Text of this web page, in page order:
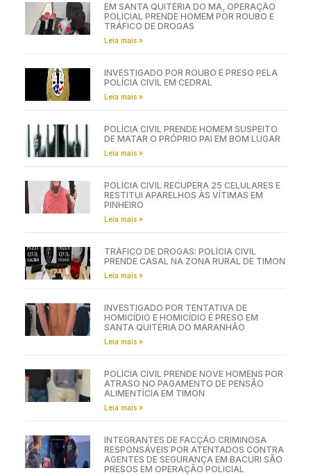
EM SANTA QUITÉRIA DO MA, OPERAÇÃO
POLICIAL PRENDE HOMEM POR ROUBO E
TRÁFICO DE DROGAS
Leia mais »
INVESTIGADO POR ROUBO É PRESO PELA
POLÍCIA CIVIL EM CEDRAL
Leia mais »
POLÍCIA CIVIL PRENDE HOMEM SUSPEITO
DE MATAR O PRÓPRIO PAI EM BOM LUGAR
Leia mais »
POLÍCIA CIVIL RECUPERA 25 CELULARES E
RESTITUI APARELHOS ÀS VÍTIMAS EM
PINHEIRO
Leia mais »
TRÁFICO DE DROGAS: POLÍCIA CIVIL
PRENDE CASAL NA ZONA RURAL DE TIMON
Leia mais »
INVESTIGADO POR TENTATIVA DE
HOMICÍDIO E HOMICÍDIO É PRESO EM
SANTA QUITÉRIA DO MARANHÃO
Leia mais »
POLÍCIA CIVIL PRENDE NOVE HOMENS POR
ATRASO NO PAGAMENTO DE PENSÃO
ALIMENTÍCIA EM TIMON
Leia mais »
INTEGRANTES DE FACÇÃO CRIMINOSA
RESPONSÁVEIS POR ATENTADOS CONTRA
AGENTES DE SEGURANÇA EM BACURI SÃO
PRESOS EM OPERAÇÃO POLICIAL